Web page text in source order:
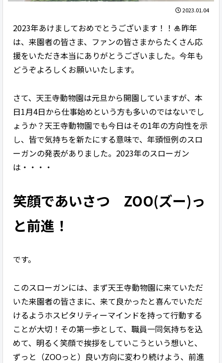
2023.01.04
2023年あけましておめでとうございます！！🎍昨年
は、来園者の皆さま、ファンの皆さまからたくさん応
援をいただき本当にありがとうございました。今年も
どうぞよろしくお願いいたします。
さて、天王寺動物園は元旦から開園していますが、本
日1月4日から仕事始めという方も多いのではないでし
ょうか？天王寺動物園でも今日はその1年の方向性を示
し、皆で気持ちを新たにする意味で、年頭恒例のスロ
ーガンの発表がありました。2023年のスローガン
は・・・・
笑顔であいさつ ZOO(ズー)っ
と前進！
です。
このスローガンには、まず天王寺動物園に来ていただ
いた来園者の皆さまに、来て良かったと喜んでいただ
けるようホスピタリティーマインドを持って行動する
ことが大切！その第一歩として、職員一同気持ちを込
めて、明るく笑顔で挨拶をしていこうという想いと、
ずっと（ZOOっと）良い方向に変わり続けよう、前進